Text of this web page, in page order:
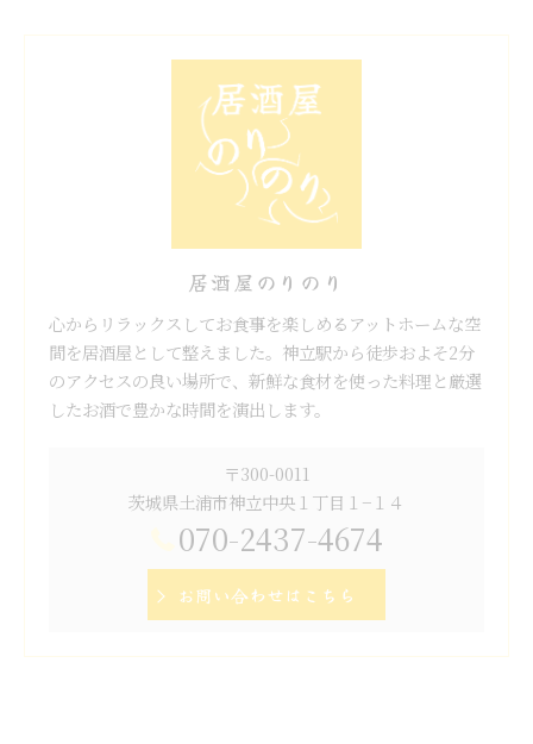
居酒屋のりのり
心からリラックスしてお食事を楽しめるアットホームな空
間を居酒屋として整えました。神立駅から徒歩およそ2分
のアクセスの良い場所で、新鮮な食材を使った料理と厳選
したお酒で豊かな時間を演出します。
〒300-0011
茨城県土浦市神立中央１丁目１−１４
070-2437-4674
お問い合わせはこちら